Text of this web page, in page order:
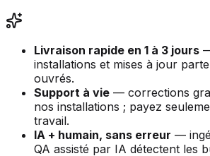
Livraison rapide en 1 à 3 jours
installations et mises à jour
ouvrés.
Support à vie — corrections
nos installations ; payez
travail.
IA + humain, sans erreur —
QA assisté par IA détectent les